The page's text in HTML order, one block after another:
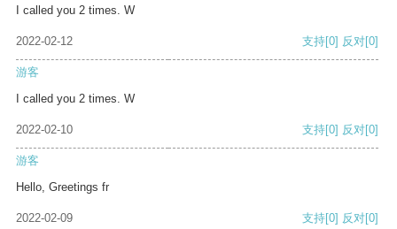
I called you 2 times. W
2022-02-12 支持[0] 反对[0]
游客
I called you 2 times. W
2022-02-10 支持[0] 反对[0]
游客
Hello, Greetings fr
2022-02-09 支持[0] 反对[0]